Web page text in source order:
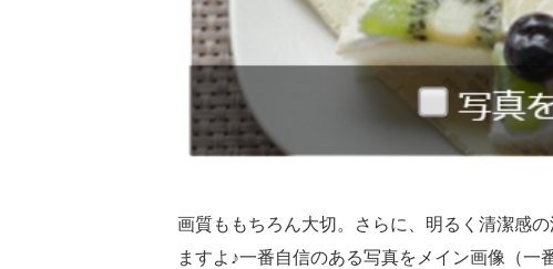
画質ももちろん大切。さらに、明るく清潔感
ますよ♪一番自信のある写真をメイン画像（一